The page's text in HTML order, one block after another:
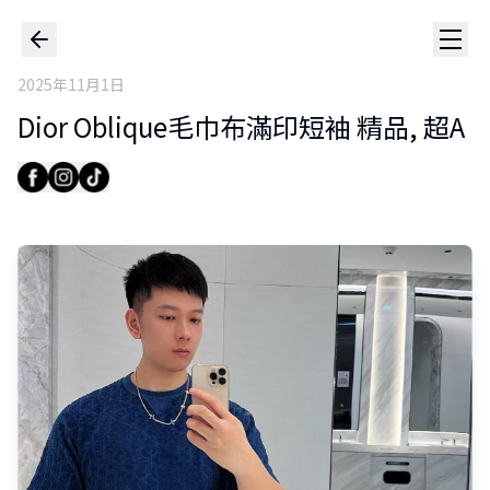
2025年11月1日
Dior Oblique毛巾布滿印短袖 精品, 超A